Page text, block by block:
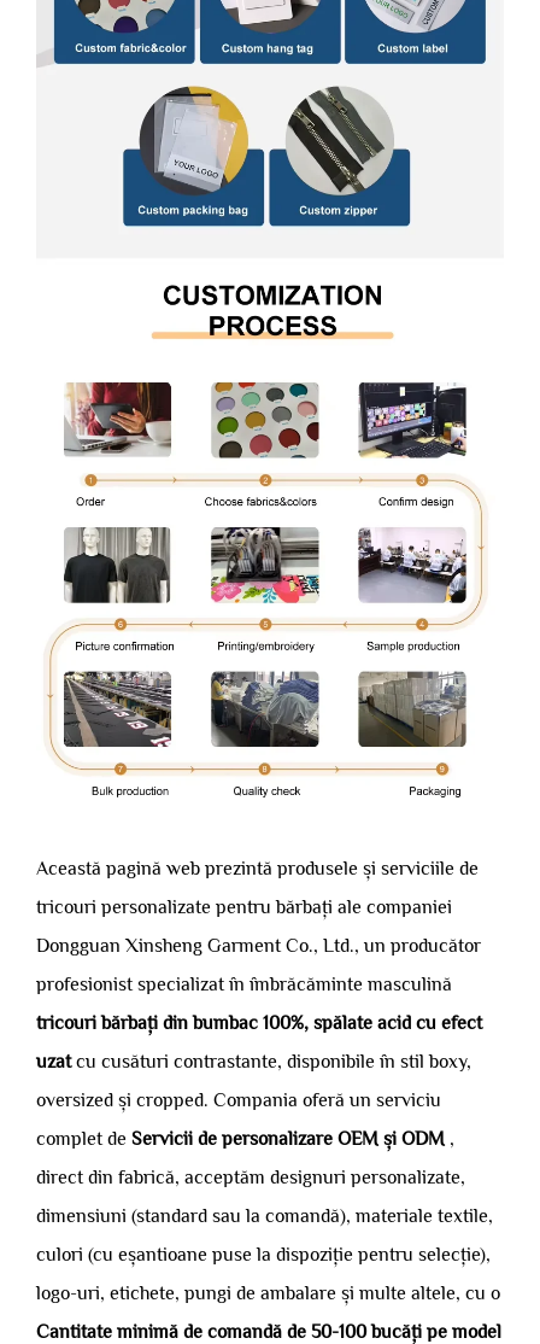
Această pagină web prezintă produsele și serviciile de
tricouri personalizate pentru bărbați ale companiei
Dongguan Xinsheng Garment Co., Ltd., un producător
profesionist specializat în îmbrăcăminte masculină
tricouri bărbați din bumbac 100%, spălate acid cu efect
uzatcu cusături contrastante, disponibile în stil boxy,
oversized și cropped. Compania oferă un serviciu
complet de Servicii de personalizare OEM și ODM ,
direct din fabrică, acceptăm designuri personalizate,
dimensiuni (standard sau la comandă), materiale textile,
culori (cu eșantioane puse la dispoziție pentru selecție),
logo-uri, etichete, pungi de ambalare și multe altele, cu o
Cantitate minimă de comandă de 50-100 bucăți pe model